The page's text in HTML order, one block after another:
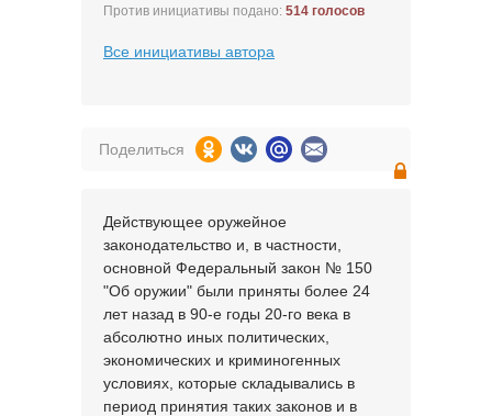
Против инициативы подано: 514 голосов
Все инициативы автора
Поделиться
Действующее оружейное
законодательство и, в частности,
основной Федеральный закон № 150
"Об оружии" были приняты более 24
лет назад в 90-е годы 20-го века в
абсолютно иных политических,
экономических и криминогенных
условиях, которые складывались в
период принятия таких законов и в